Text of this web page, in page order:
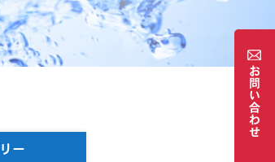
ー
お
問
い
合
わ
せ